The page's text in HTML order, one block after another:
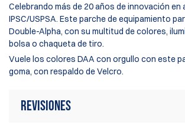
Celebrando más de 20 años de innovación
IPSC/USPSA. Este parche de equipamiento
Double-Alpha, con su multitud de colores,
bolsa o chaqueta de tiro.
Vuele los colores DAA con orgullo con este
goma, con respaldo de Velcro.
Revisiones